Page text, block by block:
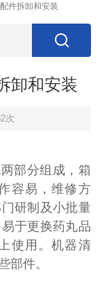
件拆卸和安装
卸和安装
次
部分组成，箱
容易，维修方
研制及小批量
于更换药丸品
使用。机器清
部件。